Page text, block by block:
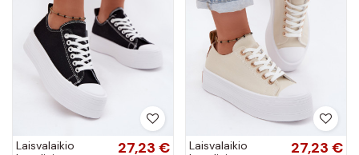
Laisvalaikio
27,23 €
Laisvalaikio
27,23 €